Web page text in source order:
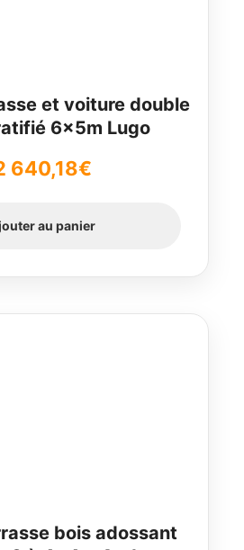
et voiture double
6x5m Lugo
640,18€
au panier
bois adossant